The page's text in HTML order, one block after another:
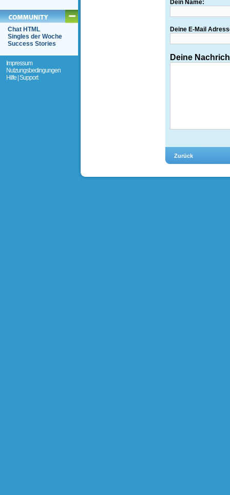
Chat HTML
Singles der Woche
Success Stories
Impressum
Nutzungsbedingungen
Hilfe | Support
Dein Name:
Deine E-Mail
Deine